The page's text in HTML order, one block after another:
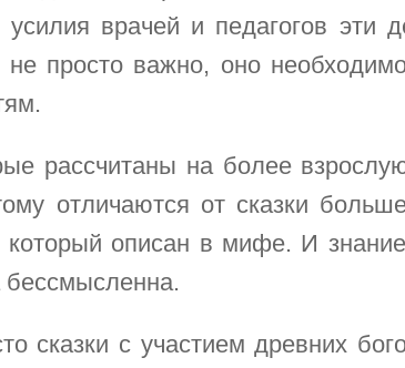
врачей и педагогов эти
просто важно, оно
рассчитаны на более
отличаются от сказки
описан в мифе. И
бессмысленна.
сказки с участием древних